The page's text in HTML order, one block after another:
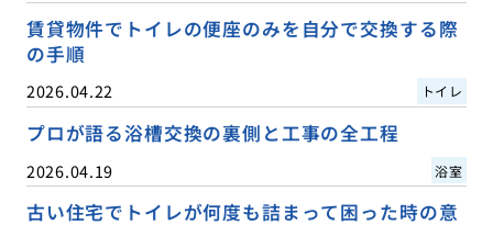
賃貸物件でトイレの便座のみを自分で交換する際
の手順
2026.04.22 トイレ
プロが語る浴槽交換の裏側と工事の全工程
2026.04.19 浴室
古い住宅でトイレが何度も詰まって困った時の意